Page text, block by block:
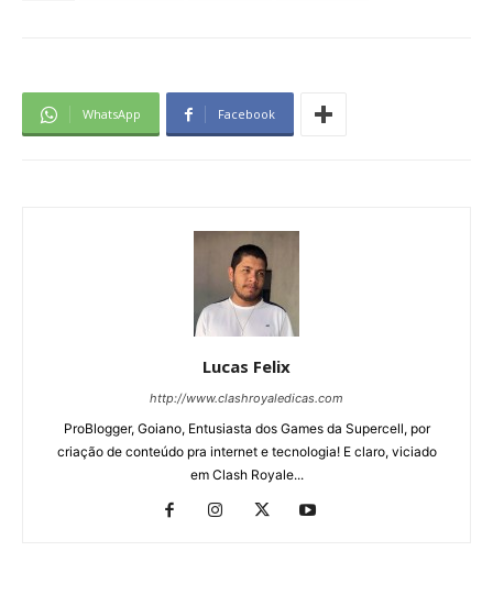
WhatsApp Facebook
Lucas Felix
http://www.clashroyaledicas.com
ProBlogger, Goiano, Entusiasta dos Games da Supercell, por
criação de conteúdo pra internet e tecnologia! E claro, viciado
em Clash Royale...